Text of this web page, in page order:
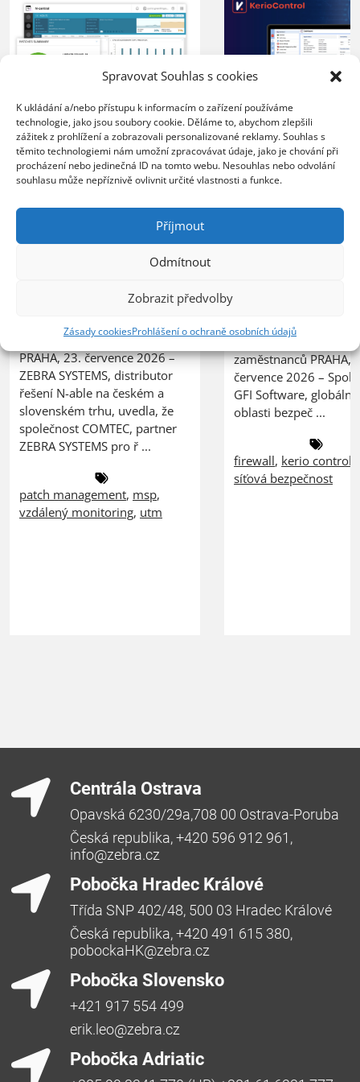
Spravovat Souhlas s cookies
K ukládání a/nebo přístupu k informacím o zařízení používáme
technologie, jako jsou soubory cookie. Děláme to, abychom zlepšili
zážitek z prohlížení a zobrazovali personalizované reklamy. Souhlas s
těmito technologiemi nám umožní zpracovávat údaje, jako je chování při
procházení nebo jedinečná ID na tomto webu. Nesouhlas nebo odvolání
souhlasu může nepříznivě ovlivnit určité vlastnosti a funkce.
Příjmout
Odmítnout
Zobrazit předvolby
Zásady cookiesProhlášení o ochraně osobních údajů
ZEBRA SYSTEMS:
společnost COMTEC
úspěšně řídí svůj růst
zvládá rostoucí počet
rozšiřování IT personálu
PRAHA, 23. července 2026 –
ZEBRA SYSTEMS, distributor
řešení N-able na českém a
slovenském trhu, uvedla, že
společnost COMTEC, partner
ZEBRA SYSTEMS pro ř ...
patch management, msp,
vzdálený monitoring, utm
XERTEC
Kerio Control
k zabezpečení
sítě
hrozbami a
pro vzdálenou práci
zaměstnanců PRAHA,
července 2026 –
GFI Software,
oblasti bezpeč ...
firewall, kerio control
síťová bezpečnost
Centrála Ostrava
Opavská 6230/29a,708 00 Ostrava-Poruba
Česká republika, +420 596 912 961,
info@zebra.cz
Pobočka Hradec Králové
Třída SNP 402/48, 500 03 Hradec Králové
Česká republika, +420 491 615 380,
pobockaHK@zebra.cz
Pobočka Slovensko
+421 917 554 499
erik.leo@zebra.cz
Pobočka Adriatic